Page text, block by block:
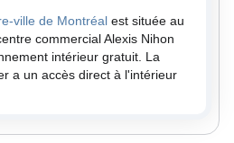
ville de Montréal est située au
commercial Alexis Nihon
intérieur gratuit. La
a un accès direct à l'intérieur